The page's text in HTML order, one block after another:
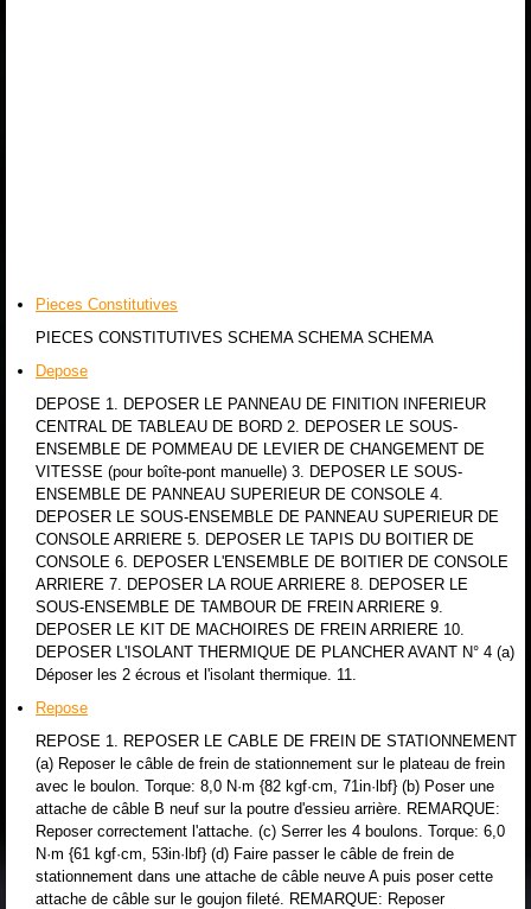
Pieces Constitutives
PIECES CONSTITUTIVES SCHEMA SCHEMA SCHEMA
Depose
DEPOSE 1. DEPOSER LE PANNEAU DE FINITION INFERIEUR
CENTRAL DE TABLEAU DE BORD 2. DEPOSER LE SOUS-
ENSEMBLE DE POMMEAU DE LEVIER DE CHANGEMENT DE
VITESSE (pour boîte-pont manuelle) 3. DEPOSER LE SOUS-
ENSEMBLE DE PANNEAU SUPERIEUR DE CONSOLE 4.
DEPOSER LE SOUS-ENSEMBLE DE PANNEAU SUPERIEUR DE
CONSOLE ARRIERE 5. DEPOSER LE TAPIS DU BOITIER DE
CONSOLE 6. DEPOSER L'ENSEMBLE DE BOITIER DE CONSOLE
ARRIERE 7. DEPOSER LA ROUE ARRIERE 8. DEPOSER LE
SOUS-ENSEMBLE DE TAMBOUR DE FREIN ARRIERE 9.
DEPOSER LE KIT DE MACHOIRES DE FREIN ARRIERE 10.
DEPOSER L'ISOLANT THERMIQUE DE PLANCHER AVANT N° 4 (a)
Déposer les 2 écrous et l'isolant thermique. 11.
Repose
REPOSE 1. REPOSER LE CABLE DE FREIN DE STATIONNEMENT
(a) Reposer le câble de frein de stationnement sur le plateau de frein
avec le boulon. Torque: 8,0 N·m {82 kgf·cm, 71in·lbf} (b) Poser une
attache de câble B neuf sur la poutre d'essieu arrière. REMARQUE:
Reposer correctement l'attache. (c) Serrer les 4 boulons. Torque: 6,0
N·m {61 kgf·cm, 53in·lbf} (d) Faire passer le câble de frein de
stationnement dans une attache de câble neuve A puis poser cette
attache de câble sur le goujon fileté. REMARQUE: Reposer